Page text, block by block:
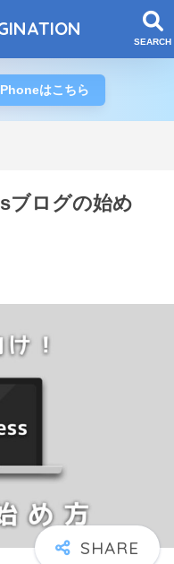
はこちら
ブログの始め